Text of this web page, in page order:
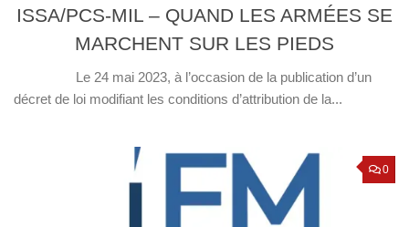
ISSA/PCS-MIL – QUAND LES ARMÉES SE
MARCHENT SUR LES PIEDS
Le 24 mai 2023, à l’occasion de la publication d’un
décret de loi modifiant les conditions d’attribution de la...
0